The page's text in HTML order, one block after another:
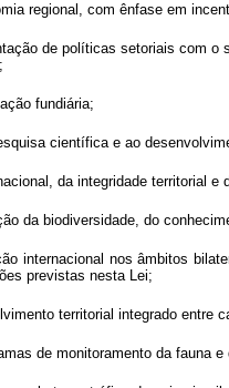
regional, com ênfase em
de políticas setoriais com
fundiária;
científica e ao
da integridade territorial
da biodiversidade, do
internacional nos âmbitos
previstas nesta Lei;
territorial integrado entre
de monitoramento da fauna e